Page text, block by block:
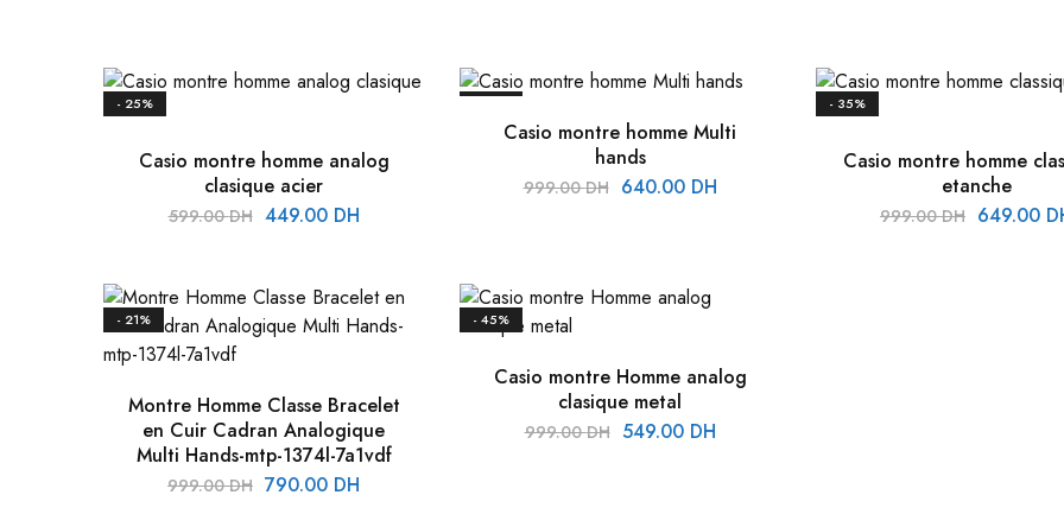
- 25%
Casio montre homme analog
clasique acier
599.00DH Le
était :
599.00 DH.
449.00 DHLe
est :
449.00 DH.
- 36%
Casio montre homme Multi
hands
999.00DH Le
999.00 DH.
640.00 DHLe
- 35%
Casio montre homme
etanche
999.00DH Le
649.00
- 21%
Montre Homme Classe Bracelet
en Cuir Cadran Analogique
Multi Hands-mtp-1374l-7a1vdf
999.00DH Le
790.00 DH
- 45%
Casio montre Homme analog
clasique metal
999.00DH Le
549.00 DHLe